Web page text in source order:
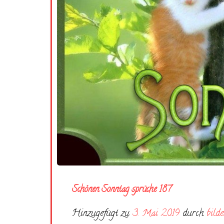
Schönen Sonntag sprüche 187
Hinzugefügt zu3. Mai 2019 durch